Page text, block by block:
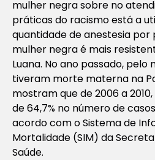
mulher negra sobre no
práticas do racismo está a
quantidade de anestesia por
mulher negra é mais
Luana. No ano passado, pelo
tiveram morte materna na
mostram que de 2006 a
de 64,7% no número de
acordo com o Sistema de
Mortalidade (SIM) da
Saúde.